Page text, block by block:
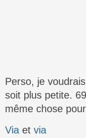
Perso, je
soit plus petite.
même chose
Via et via